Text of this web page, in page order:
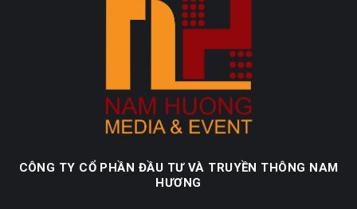
CÔNG TY CỔ PHẦN ĐẦU TƯ VÀ TRUYỀN THÔNG NAM
HƯƠNG